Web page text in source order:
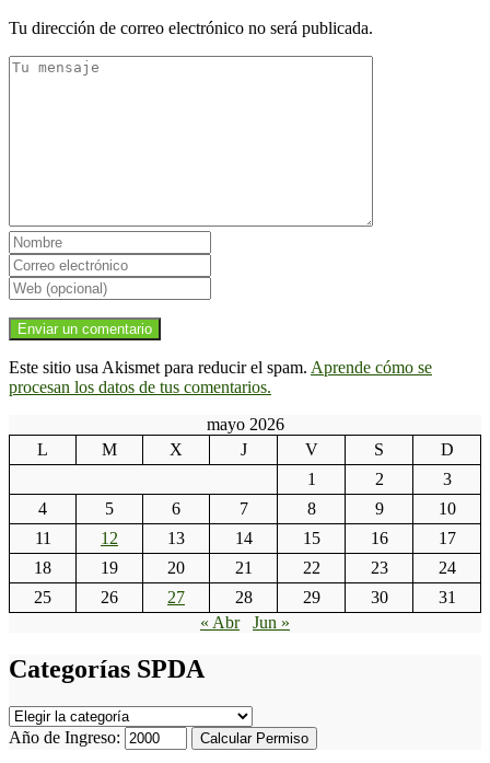
Tu dirección de correo electrónico no será publicada.
Este sitio usa Akismet para reducir el spam. Aprende cómo se
procesan los datos de tus comentarios.
mayo 2026
L
M X J V S
D
1
2
3
4
5 6 7 8 9
10
11
12 13 14 15 16
17
18
19 20 21 22 23
24
25
26 27 28 29 30
31
« Abr
Jun »
Categorías SPDA
Categorías
SPDA
Año de Ingreso: Calcular Permiso